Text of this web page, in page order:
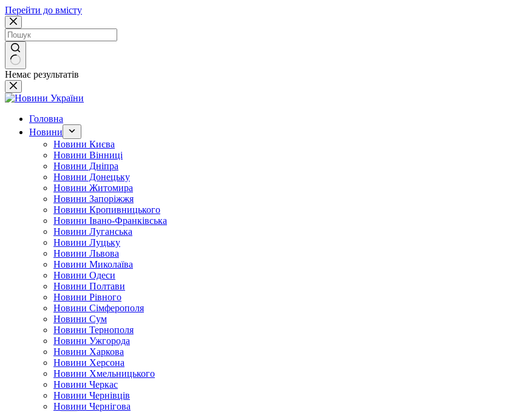
Перейти до вмісту
Немає результатів
Головна
Новини
Новини Києва
Новини Вінниці
Новини Дніпра
Новини Донецьку
Новини Житомира
Новини Запоріжжя
Новини Кропивницького
Новини Івано-Франківська
Новини Луганська
Новини Луцьку
Новини Львова
Новини Миколаїва
Новини Одеси
Новини Полтави
Новини Рівного
Новини Сімферополя
Новини Сум
Новини Тернополя
Новини Ужгорода
Новини Харкова
Новини Херсона
Новини Хмельницького
Новини Черкас
Новини Чернівців
Новини Чернігова